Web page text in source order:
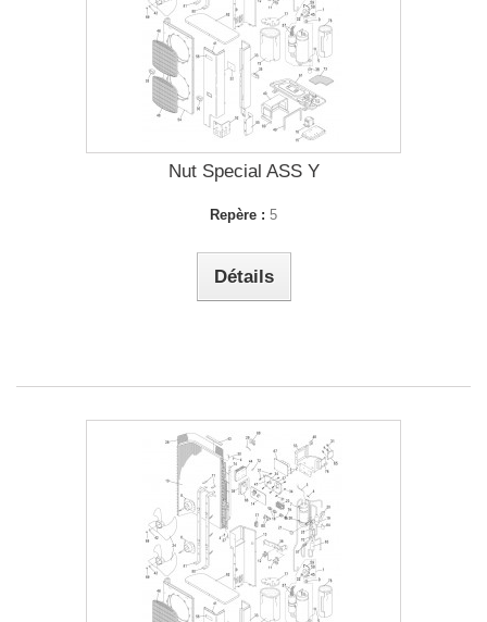
Nut Special ASS Y
Repère : 5
Détails